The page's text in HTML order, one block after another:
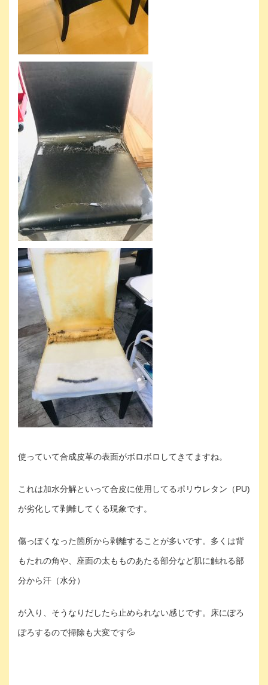
使っていて合成皮革の表面がボロボロしてきてますね。
これは加水分解といって合皮に使用してるポリウレタン（PU)
が劣化して剥離してくる現象です。
傷っぽくなった箇所から剥離することが多いです。多くは背
もたれの角や、座面の太もものあたる部分など肌に触れる部
分から汗（水分）
が入り、そうなりだしたら止められない感じです。床にぽろ
ぽろするので掃除も大変です💦